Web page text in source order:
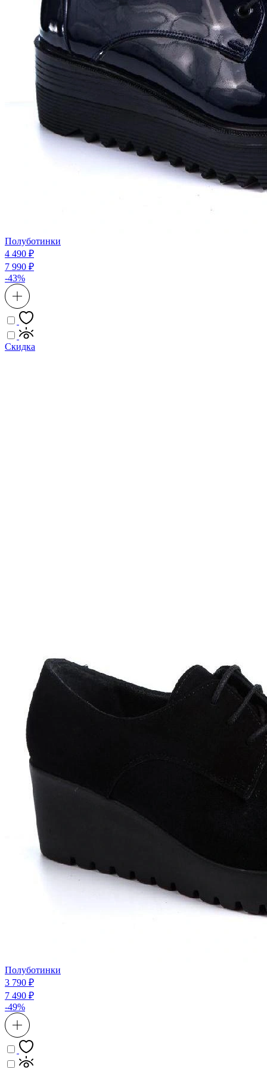
Полуботинки
4 490 ₽
7 990 ₽
-43%
Скидка
Полуботинки
3 790 ₽
7 490 ₽
-49%